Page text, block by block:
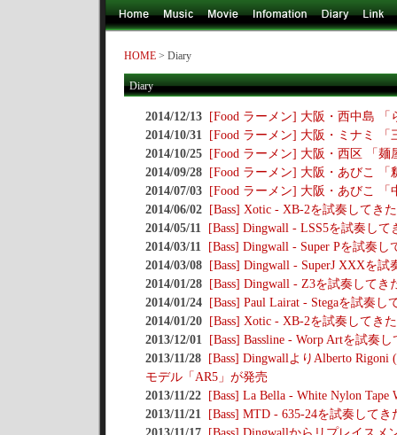
HOME > Diary
Diary
2014/12/13
[Food ラーメン] 大阪・西中島 「
2014/10/31
[Food ラーメン] 大阪・ミナミ 「
2014/10/25
[Food ラーメン] 大阪・西区 「麺
2014/09/28
[Food ラーメン] 大阪・あびこ 「
2014/07/03
[Food ラーメン] 大阪・あびこ 「
2014/06/02
[Bass] Xotic - XB-2を試奏してきた
2014/05/11
[Bass] Dingwall - LSS5を試奏して
2014/03/11
[Bass] Dingwall - Super Pを試奏し
2014/03/08
[Bass] Dingwall - SuperJ XXXを試
2014/01/28
[Bass] Dingwall - Z3を試奏してき
2014/01/24
[Bass] Paul Lairat - Stegaを試奏し
2014/01/20
[Bass] Xotic - XB-2を試奏してきた
2013/12/01
[Bass] Bassline - Worp Artを試奏
2013/11/28
[Bass] DingwallよりAlberto
モデル「AR5」が発売
2013/11/22
[Bass] La Bella - White Nylon Tape
2013/11/21
[Bass] MTD - 635-24を試奏してき